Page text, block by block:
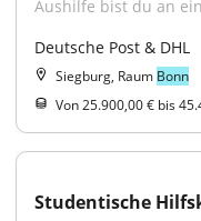
Aushilfe bist du an
Deutsche Post & DHL
Siegburg, Raum Bonn
Von 25.900,00 € bis
Studentische